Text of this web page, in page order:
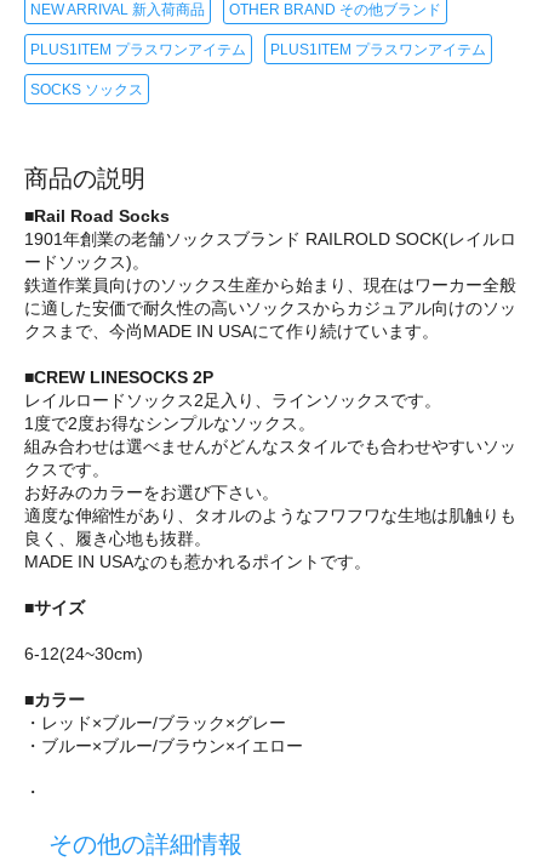
NEW ARRIVAL 新入荷商品 OTHER BRAND その他ブランド
PLUS1ITEM プラスワンアイテム PLUS1ITEM プラスワンアイテム
SOCKS ソックス
商品の説明
■Rail Road Socks
1901年創業の老舗ソックスブランド RAILROLD SOCK(レイルロ
ードソックス)。
鉄道作業員向けのソックス生産から始まり、現在はワーカー全般
に適した安価で耐久性の高いソックスからカジュアル向けのソッ
クスまで、今尚MADE IN USAにて作り続けています。
■CREW LINESOCKS 2P
レイルロードソックス2足入り、ラインソックスです。
1度で2度お得なシンプルなソックス。
組み合わせは選べませんがどんなスタイルでも合わせやすいソッ
クスです。
お好みのカラーをお選び下さい。
適度な伸縮性があり、タオルのようなフワフワな生地は肌触りも
良く、履き心地も抜群。
MADE IN USAなのも惹かれるポイントです。
■サイズ
6-12(24~30cm)
■カラー
・レッド×ブルー/ブラック×グレー
・ブルー×ブルー/ブラウン×イエロー
・
その他の詳細情報